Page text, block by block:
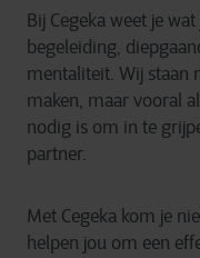
Bij Cegeka weet je
begeleiding,
mentaliteit. Wij staan
maken, maar vooral
nodig is om in te
partner.
Met Cegeka kom je
helpen jou om een